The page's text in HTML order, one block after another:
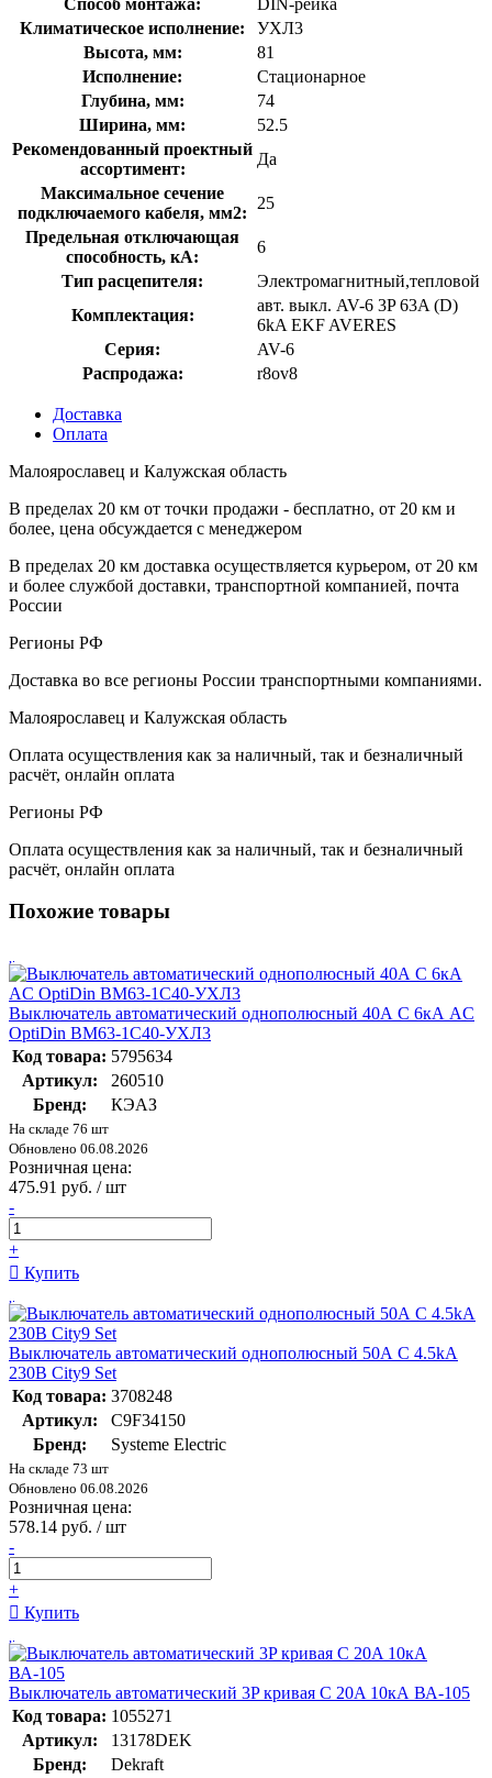
Климатическое исполнение:
УХЛ3
Высота, мм:
81
Исполнение:
Стационарное
Глубина, мм:
74
Ширина, мм:
52.5
Рекомендованный проектный
ассортимент:
Да
Максимальное сечение
подключаемого кабеля, мм2:
25
Предельная отключающая
способность, кA:
6
Тип расцепителя:
Электромагнитный,тепловой
Комплектация:
авт. выкл. AV-6 3P 63A (D)
6kA EKF AVERES
Серия:
AV-6
Распродажа:
r8ov8
Доставка
Оплата
Малоярославец и Калужская область
В пределах 20 км от точки продажи - бесплатно, от 20 км и
более, цена обсуждается с менеджером
В пределах 20 км доставка осуществляется курьером, от 20 км
и более службой доставки, транспортной компанией, почта
России
Регионы РФ
Доставка во все регионы России транспортными компаниями.
Малоярославец и Калужская область
Оплата осуществления как за наличный, так и безналичный
расчёт, онлайн оплата
Регионы РФ
Оплата осуществления как за наличный, так и безналичный
расчёт, онлайн оплата
Похожие товары
Выключатель автоматический однополюсный 40А C 6кА AC
OptiDin BM63-1C40-УХЛ3
Код товара: 5795634
Артикул:
260510
Бренд:
КЭАЗ
На складе 76 шт
Обновлено 06.08.2026
Розничная цена:
475.91 руб. / шт
-
+
Купить
Выключатель автоматический однополюсный 50А С 4.5kA
230В City9 Set
Код товара: 3708248
Артикул:
C9F34150
Бренд:
Systeme Electric
На складе 73 шт
Обновлено 06.08.2026
Розничная цена:
578.14 руб. / шт
-
+
Купить
Выключатель автоматический 3P кривая C 20A 10кА ВА-105
Код товара: 1055271
Артикул:
13178DEK
Бренд:
Dekraft